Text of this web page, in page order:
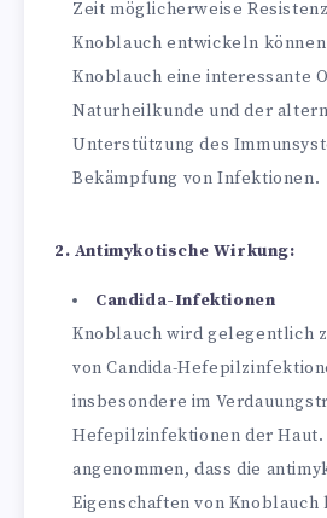
Zeit möglicherweise
Knoblauch entwickeln
Knoblauch eine interessante
Naturheilkunde und der
Unterstützung des
Bekämpfung von Infektionen.
2. Antimykotische Wirkung:
Candida-Infektionen
Knoblauch wird gelegentlich
von Candida-
insbesondere im
Hefepilzinfektionen der Haut.
angenommen, dass die
Eigenschaften von Knoblauch